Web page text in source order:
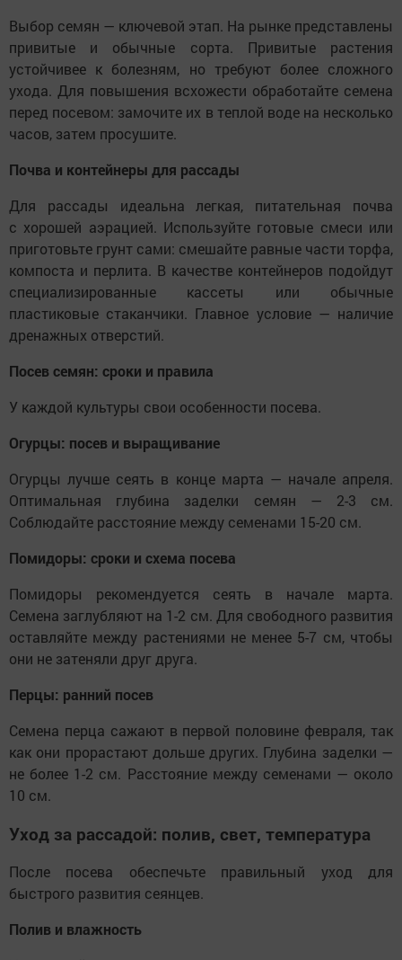
Выбор семян — ключевой этап. На рынке представлены
привитые и обычные сорта. Привитые растения
устойчивее к болезням, но требуют более сложного
ухода. Для повышения всхожести обработайте семена
перед посевом: замочите их в теплой воде на несколько
часов, затем просушите.
Почва и контейнеры для рассады
Для рассады идеальна легкая, питательная почва
с хорошей аэрацией. Используйте готовые смеси или
приготовьте грунт сами: смешайте равные части торфа,
компоста и перлита. В качестве контейнеров подойдут
специализированные кассеты или обычные
пластиковые стаканчики. Главное условие — наличие
дренажных отверстий.
Посев семян: сроки и правила
У каждой культуры свои особенности посева.
Огурцы: посев и выращивание
Огурцы лучше сеять в конце марта — начале апреля.
Оптимальная глубина заделки семян — 2-3 см.
Соблюдайте расстояние между семенами 15-20 см.
Помидоры: сроки и схема посева
Помидоры рекомендуется сеять в начале марта.
Семена заглубляют на 1-2 см. Для свободного развития
оставляйте между растениями не менее 5-7 см, чтобы
они не затеняли друг друга.
Перцы: ранний посев
Семена перца сажают в первой половине февраля, так
как они прорастают дольше других. Глубина заделки —
не более 1-2 см. Расстояние между семенами — около
10 см.
Уход за рассадой: полив, свет, температура
После посева обеспечьте правильный уход для
быстрого развития сеянцев.
Полив и влажность